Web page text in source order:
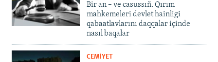
Bir an – ve casussıñ. Qırım
mahkemeleri devlet hainligi
qabaatlavlarını daqqalar içinde
nasıl baqalar
CEMİYET